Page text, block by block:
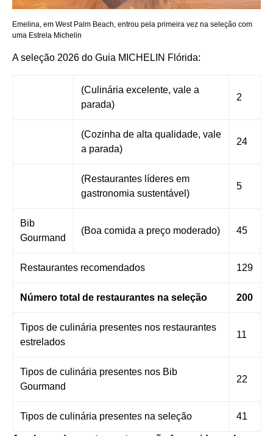
Emelina, em West Palm Beach, entrou pela primeira vez na seleção com
uma Estrela Michelin
A seleção 2026 do Guia MICHELIN Flórida:
(Culinária excelente, vale a
parada)
2
(Cozinha de alta qualidade, vale
a parada)
24
(Restaurantes líderes em
gastronomia sustentável)
5
Bib
Gourmand
(Boa comida a preço moderado) 45
Restaurantes recomendados 129
Número total de restaurantes na seleção 200
Tipos de culinária presentes nos restaurantes
estrelados
11
Tipos de culinária presentes nos Bib
Gourmand
22
Tipos de culinária presentes na seleção 41